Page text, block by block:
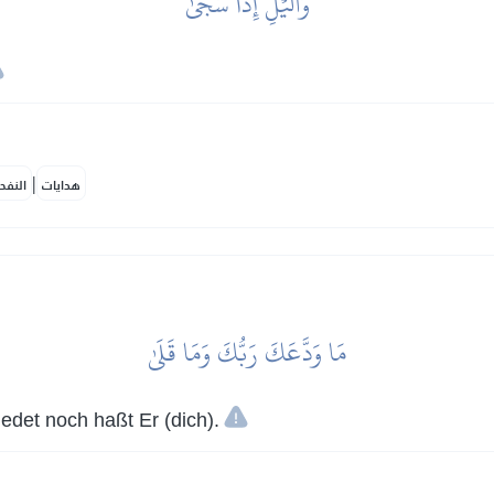
| هدايات
مَا وَدَّعَكَ رَبُّكَ وَمَا قَلَىٰ
noch haßt Er (dich).